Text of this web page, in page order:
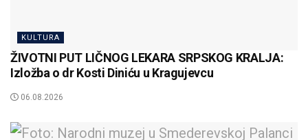
KULTURA
ŽIVOTNI PUT LIČNOG LEKARA SRPSKOG KRALJA:
Izložba o dr Kosti Diniću u Kragujevcu
06.08.2026